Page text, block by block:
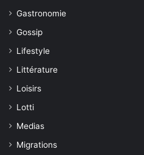
Gastronomie
Gossip
Lifestyle
Littérature
Loisirs
Lotti
Medias
Migrations